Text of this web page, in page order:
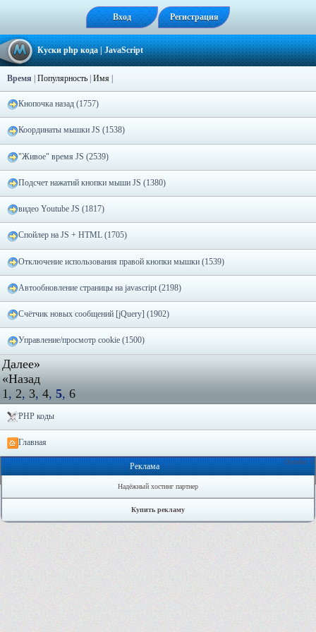
Вход Регистрация
Куски php кода| JavaScript
Время Популярность Имя
Кнопочка назад (1757)
Координаты мышки JS (1538)
"Живое" время JS (2539)
Подсчет нажатий кнопки мыши JS (1380)
видео Youtube JS (1817)
Спойлер на JS + HTML (1705)
Отключение использования правой кнопки мышки (1539)
Автообновление страницы на javascript (2198)
Счётчик новых сообщений [jQuery] (1902)
Управление/просмотр cookie (1500)
Далее»
«Назад
1 , 2, 3, 4, 5, 6
PHP коды
Главная
Онлайн: 0
Реклама
Надёжный хостинг партнер
Купить рекламу